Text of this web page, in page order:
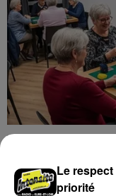
10h23
GIDY (45) -
Mercredi 16
(Loiret) : concours
Le
priorité